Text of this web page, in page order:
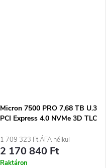
Micron 7500 PRO 7,68 TB U.3
PCI Express 4.0 NVMe 3D TLC
1 709 323 Ft ÁFA nélkül
2 170 840 Ft
Raktáron